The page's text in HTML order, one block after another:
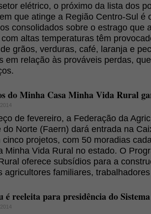
elétrico, o próximo da lista dos
que atinge a Região Centro-Sul é
consolidados sobre o estrago que
altas temperaturas têm
grãos, verduras, café, laranja e
em relação às prováveis perdas,
do Minha Casa Minha Vida Rural
de fevereiro, a Federação da
do Norte (Faern) dará entrada na
cinco projetos, com 50 moradias
Minha Vida Rural no estado. O
oferece subsídios para a
agricultores familiares,
é reeleita para presidência do